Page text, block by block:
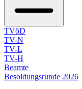
TVöD
TV-N
TV-L
TV-H
Beamte
Besoldungsrunde 2026